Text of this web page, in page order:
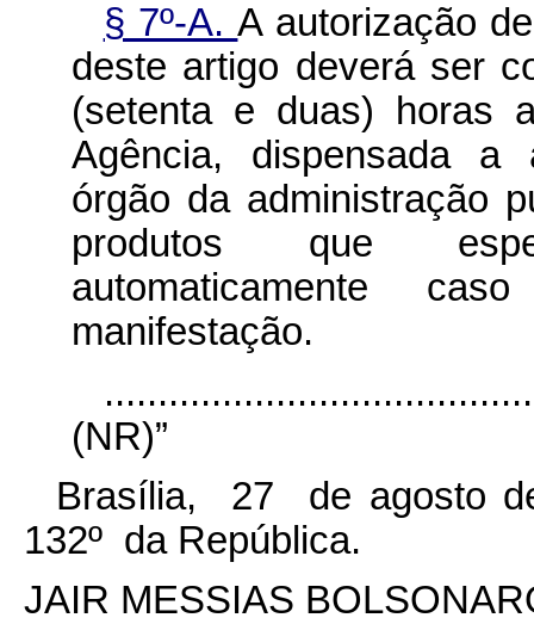
§ 7º-A.A autorização
deste artigo deverá ser
(setenta e duas) horas
Agência, dispensada a
órgão da administração
produtos que
automaticamente
manifestação.
(NR)”
Brasília, 27 de agosto
132º da República.
JAIR MESSIAS